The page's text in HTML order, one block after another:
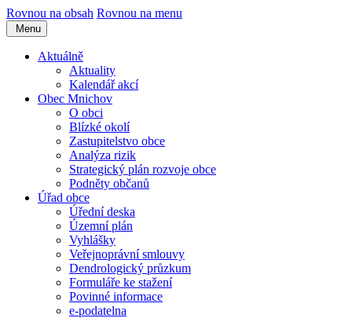
Rovnou na obsah Rovnou na menu
Menu
Aktuálně
Aktuality
Kalendář akcí
Obec Mnichov
O obci
Blízké okolí
Zastupitelstvo obce
Analýza rizik
Strategický plán rozvoje obce
Podněty občanů
Úřad obce
Úřední deska
Územní plán
Vyhlášky
Veřejnoprávní smlouvy
Dendrologický průzkum
Formuláře ke stažení
Povinné informace
e-podatelna